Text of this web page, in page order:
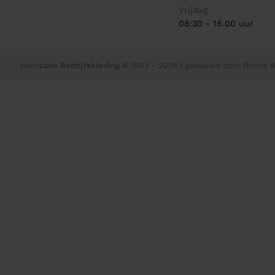
Vrijdag
08:30 - 16.00 uur
Hurricane Bedrijfskleding © 2013 - 2026 | gebouwd door flooris